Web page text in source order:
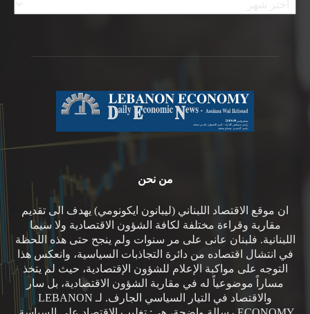
من نحن
ان موقع الاقتصاد اللبناني (ليبانون ايكونومي) يهدف الى تقديم
مقاربة وقراءة مختلفة لكافة الشؤون الاقتصادية ولا سيما
اللبنانية. فلبنان عانى على مر سنوات ولم ينجح حتى هذه اللحظة
في انتشال اقتصاده من دائرة التجاذبات السياسية، وانعكس هذا
التوجه على مواكبة الإعلام للشؤون الإقتصادية، حيث لم يتخذ
مساراً موضوعياً له في مقاربة الشؤون الاقتصادية، بل سار
والاقتصاد في التيار السياسي الجارف. لـ LEBANON